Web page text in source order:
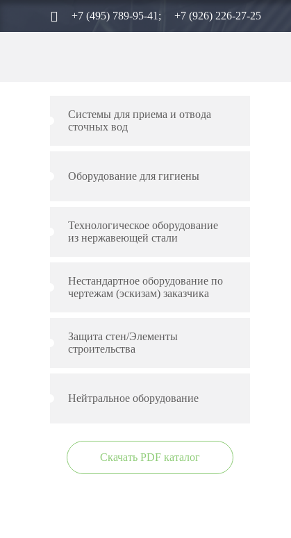
+7 (495) 789-95-41; +7 (926) 226-27-25
Системы для приема и отвода
сточных вод
Оборудование для гигиены
Технологическое оборудование
из нержавеющей стали
Нестандартное оборудование по
чертежам (эскизам) заказчика
Защита стен/Элементы
строительства
Нейтральное оборудование
Скачать PDF каталог